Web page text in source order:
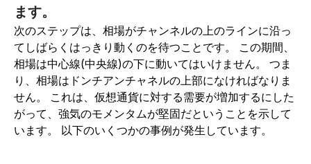
ます。
次のステップは、相場がチャンネルの上のラインに沿っ
てしばらくはっきり動くのを待つことです。 この期間、
相場は中心線(中央線)の下に動いてはいけません。 つま
り、相場はドンチアンチャネルの上部になければなりま
せん。 これは、仮想通貨に対する需要が増加するにした
がって、強気のモメンタムが堅固だということを示して
います。 以下のいくつかの事例が発生しています。